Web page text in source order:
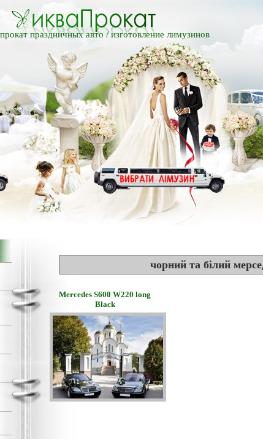
прокат праздничных авто /изготовление лимузинов
чорний та білий
Mercedes S600 W220 long
Black